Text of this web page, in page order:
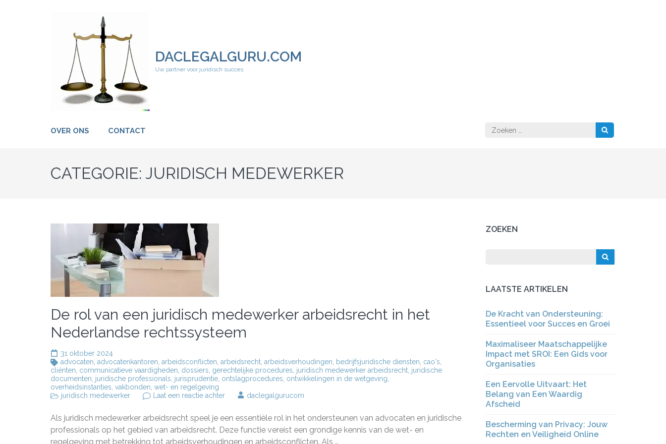
DACLEGALGURU.COM
Uw partner voor juridisch succes
OVER ONS CONTACT
Zoeken
naar:
CATEGORIE: JURIDISCH MEDEWERKER
De rol van een juridisch medewerker arbeidsrecht in het
Nederlandse rechtssysteem
31 oktober 2024
advocaten advocatenkantoren arbeidsconflicten arbeidsrecht arbeidsverhoudingen bedrijfsjuridische diensten cao's
cliënten communicatieve vaardigheden dossiers gerechtelijke procedures juridisch medewerker arbeidsrecht juridische
documenten juridische professionals jurisprudentie ontslagprocedures ontwikkelingen in de wetgeving
overheidsinstanties vakbonden wet- en regelgeving
juridisch medewerker
Laat een reactie achterop
van
een
daclegalgurucom
Als juridisch medewerker arbeidsrecht speel je een essentiële rol in het ondersteunen van advocaten en juridische
professionals op het gebied van arbeidsrecht. Deze functie vereist een grondige kennis van de wet- en
regelgeving met betrekking tot arbeidsverhoudingen en arbeidsconflicten. Als …
ZOEKEN
LAATSTE ARTIKELEN
De Kracht van Ondersteuning:
Essentieel voor Succes en Groei
Maximaliseer Maatschappelijke
Impact met SROI: Een Gids voor
Organisaties
Een Eervolle Uitvaart: Het
Belang van Een Waardig
Afscheid
Bescherming van Privacy: Jouw
Rechten en Veiligheid Online